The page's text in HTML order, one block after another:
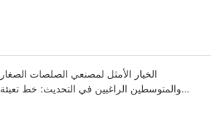
الخيار الأمثل لمصنعي الصلصات الصغار
والمتوسطين الراغبين في التحديث: خط تعبئة